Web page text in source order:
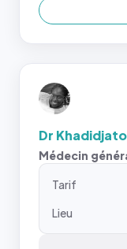
Dr
Médecin
Tarif
Lieu